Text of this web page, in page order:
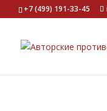
+7 (499) 191-33-45